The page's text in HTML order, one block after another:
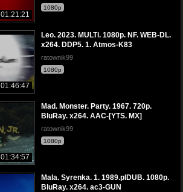
01:21:21
1080p
01:46:47
Leo. 2023. MULTi. 1080p. NF. WEB-DL.
x264. DDP5. 1. Atmos-K83
ratownik99
1080p
01:34:57
Mad. Monster. Party. 1967. 720p.
BluRay. x264. AAC-[YTS. MX]
ratownik99
1080p
Mala. Syrenka. 1. 1989.plDUB. 1080p.
BluRay. x264. ac3-GUN